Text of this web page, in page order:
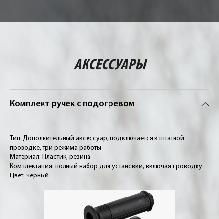
АКСЕССУАРЫ
Комплект ручек с подогревом
Тип: Дополнительный аксессуар, подключается к штатной
проводке, три режима работы
Материал: Пластик, резина
Комплектация: полный набор для установки, включая проводку
Цвет: черный